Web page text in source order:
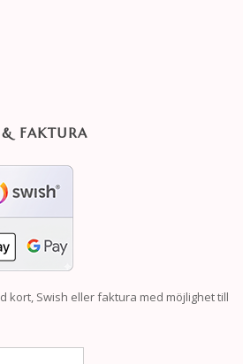
FAKTURA
kort, Swish eller faktura med möjlighet till